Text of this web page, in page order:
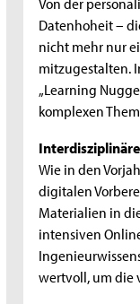
Datenhoheit –
nicht mehr nur
mitzugestalten.
„Learning
komplexen
Wie in den
digitalen
Materialien in
intensiven
wertvoll, um die